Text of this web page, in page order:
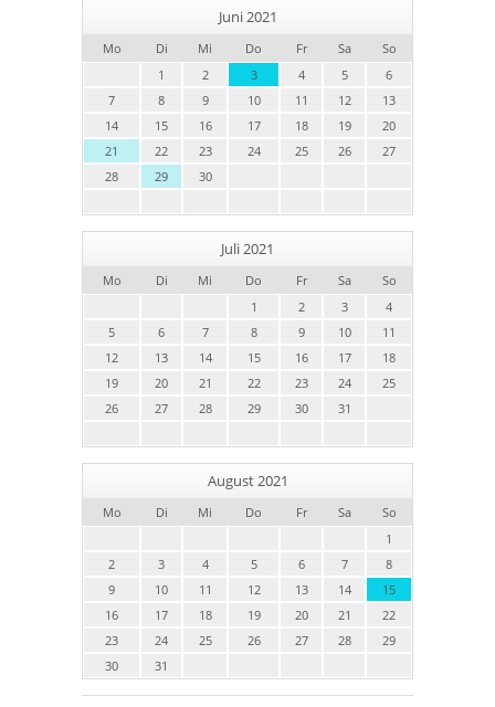
Juni 2021
Mo Di Mi Do Fr Sa
So
1
2 3 4 5
6
7
8 9 10 11 12
13
14
15 16 17 18 19
20
21
22 23 24 25 26
27
28
29 30
Juli 2021
Mo Di Mi Do Fr Sa
So
1
2 3
4
5
6 7 8 9 10
11
12
13 14 15 16 17
18
19
20 21 22 23 24
25
26
27 28 29 30 31
August 2021
Mo Di Mi Do Fr Sa
So
1
2
3 4 5 6 7
8
9
10 11 12 13 14
15
16
17 18 19 20 21
22
23
24 25 26 27 28
29
30
31